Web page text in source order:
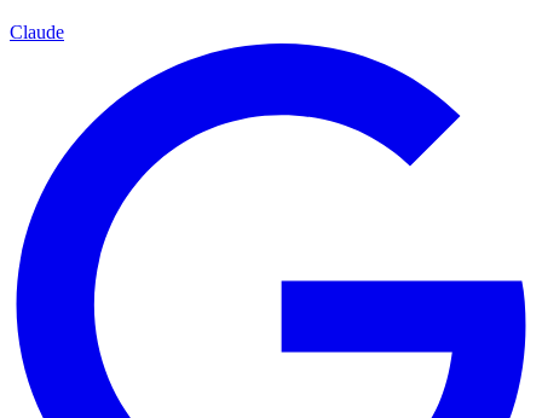
Claude